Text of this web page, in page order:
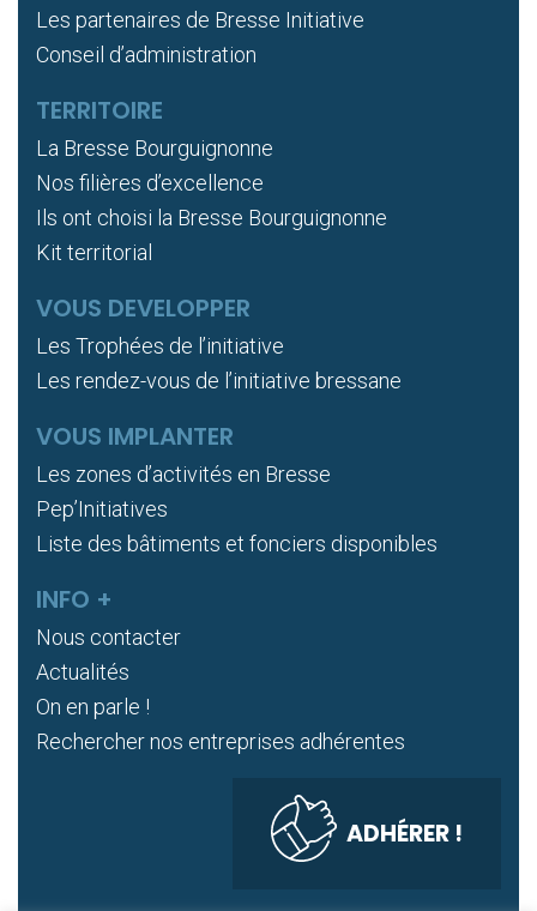
Les partenaires de Bresse Initiative
Conseil d’administration
TERRITOIRE
La Bresse Bourguignonne
Nos filières d’excellence
Ils ont choisi la Bresse Bourguignonne
Kit territorial
VOUS DEVELOPPER
Les Trophées de l’initiative
Les rendez-vous de l’initiative bressane
VOUS IMPLANTER
Les zones d’activités en Bresse
Pep’Initiatives
Liste des bâtiments et fonciers disponibles
INFO +
Nous contacter
Actualités
On en parle !
Rechercher nos entreprises adhérentes
ADHÉRER !